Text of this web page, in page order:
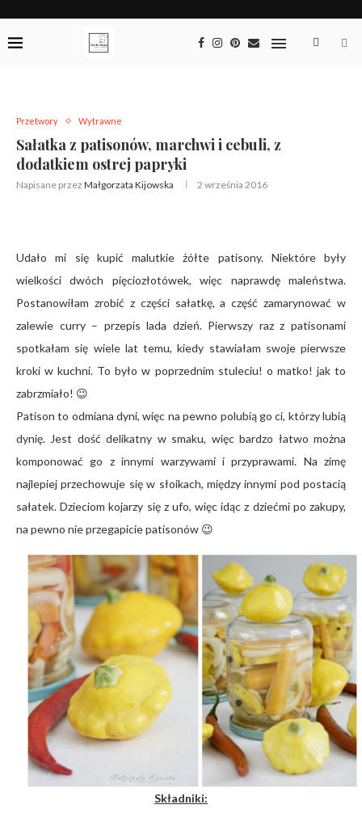
Przetwory Wytrawne
Sałatka z patisonów, marchwi i cebuli, z
dodatkiem ostrej papryki
Napisane przez Małgorzata Kijowska 2 września 2016
Udało mi się kupić malutkie żółte patisony. Niektóre były
wielkości dwóch pięciozłotówek, więc naprawdę maleństwa.
Postanowiłam zrobić z części sałatkę, a część zamarynować w
zalewie curry – przepis lada dzień. Pierwszy raz z patisonami
spotkałam się wiele lat temu, kiedy stawiałam swoje pierwsze
kroki w kuchni. To było w poprzednim stuleciu! o matko! jak to
zabrzmiało! 😉
Patison to odmiana dyni, więc na pewno polubią go ci, którzy lubią
dynię. Jest dość delikatny w smaku, więc bardzo łatwo można
komponować go z innymi warzywami i przyprawami. Na zimę
najlepiej przechowuje się w słoikach, między innymi pod postacią
sałatek. Dzieciom kojarzy się z ufo, więc idąc z dziećmi po zakupy,
na pewno nie przegapicie patisonów 😉
Składniki: